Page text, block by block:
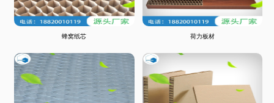
蜂窝纸芯 荷力板材